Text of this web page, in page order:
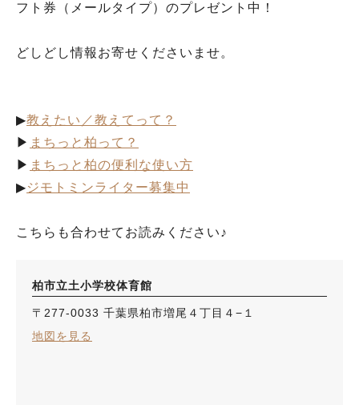
フト券（メールタイプ）のプレゼント中！
どしどし情報お寄せくださいませ。
▶︎教えたい／教えてって？
▶︎ まちっと柏って？
▶︎ まちっと柏の便利な使い方
▶︎ジモトミンライター募集中
こちらも合わせてお読みください♪
柏市立土小学校体育館
〒277-0033 千葉県柏市増尾４丁目４−１
地図を見る